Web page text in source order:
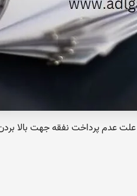
عدم پرداخت نفقه جهت بالا